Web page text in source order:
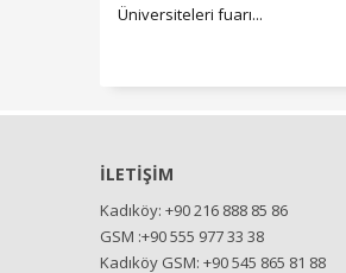
Üniversiteleri fuarı...
İLETİŞİM
Kadıköy: +90 216 888 85 86
GSM :+90 555 977 33 38
Kadıköy GSM: +90 545 865 81 88